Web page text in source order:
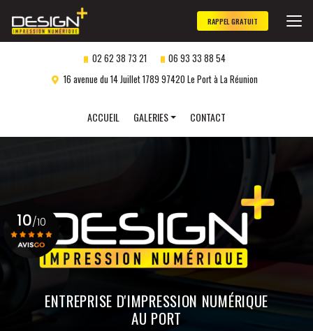
au
contenu
principal
02 62 38 73 21
06 93 33 88 54
16 avenue du 14 Juillet 1789 97420 Le Port à La Réunion
ACCUEIL
GALERIES
Impression numérique
Gravure laser
personnalisée
CONTACT
RAPPEL GRATUIT
ENTREPRISE D'IMPRESSION NUMÉRIQUE
AU PORT
10/10
Voir le certificat